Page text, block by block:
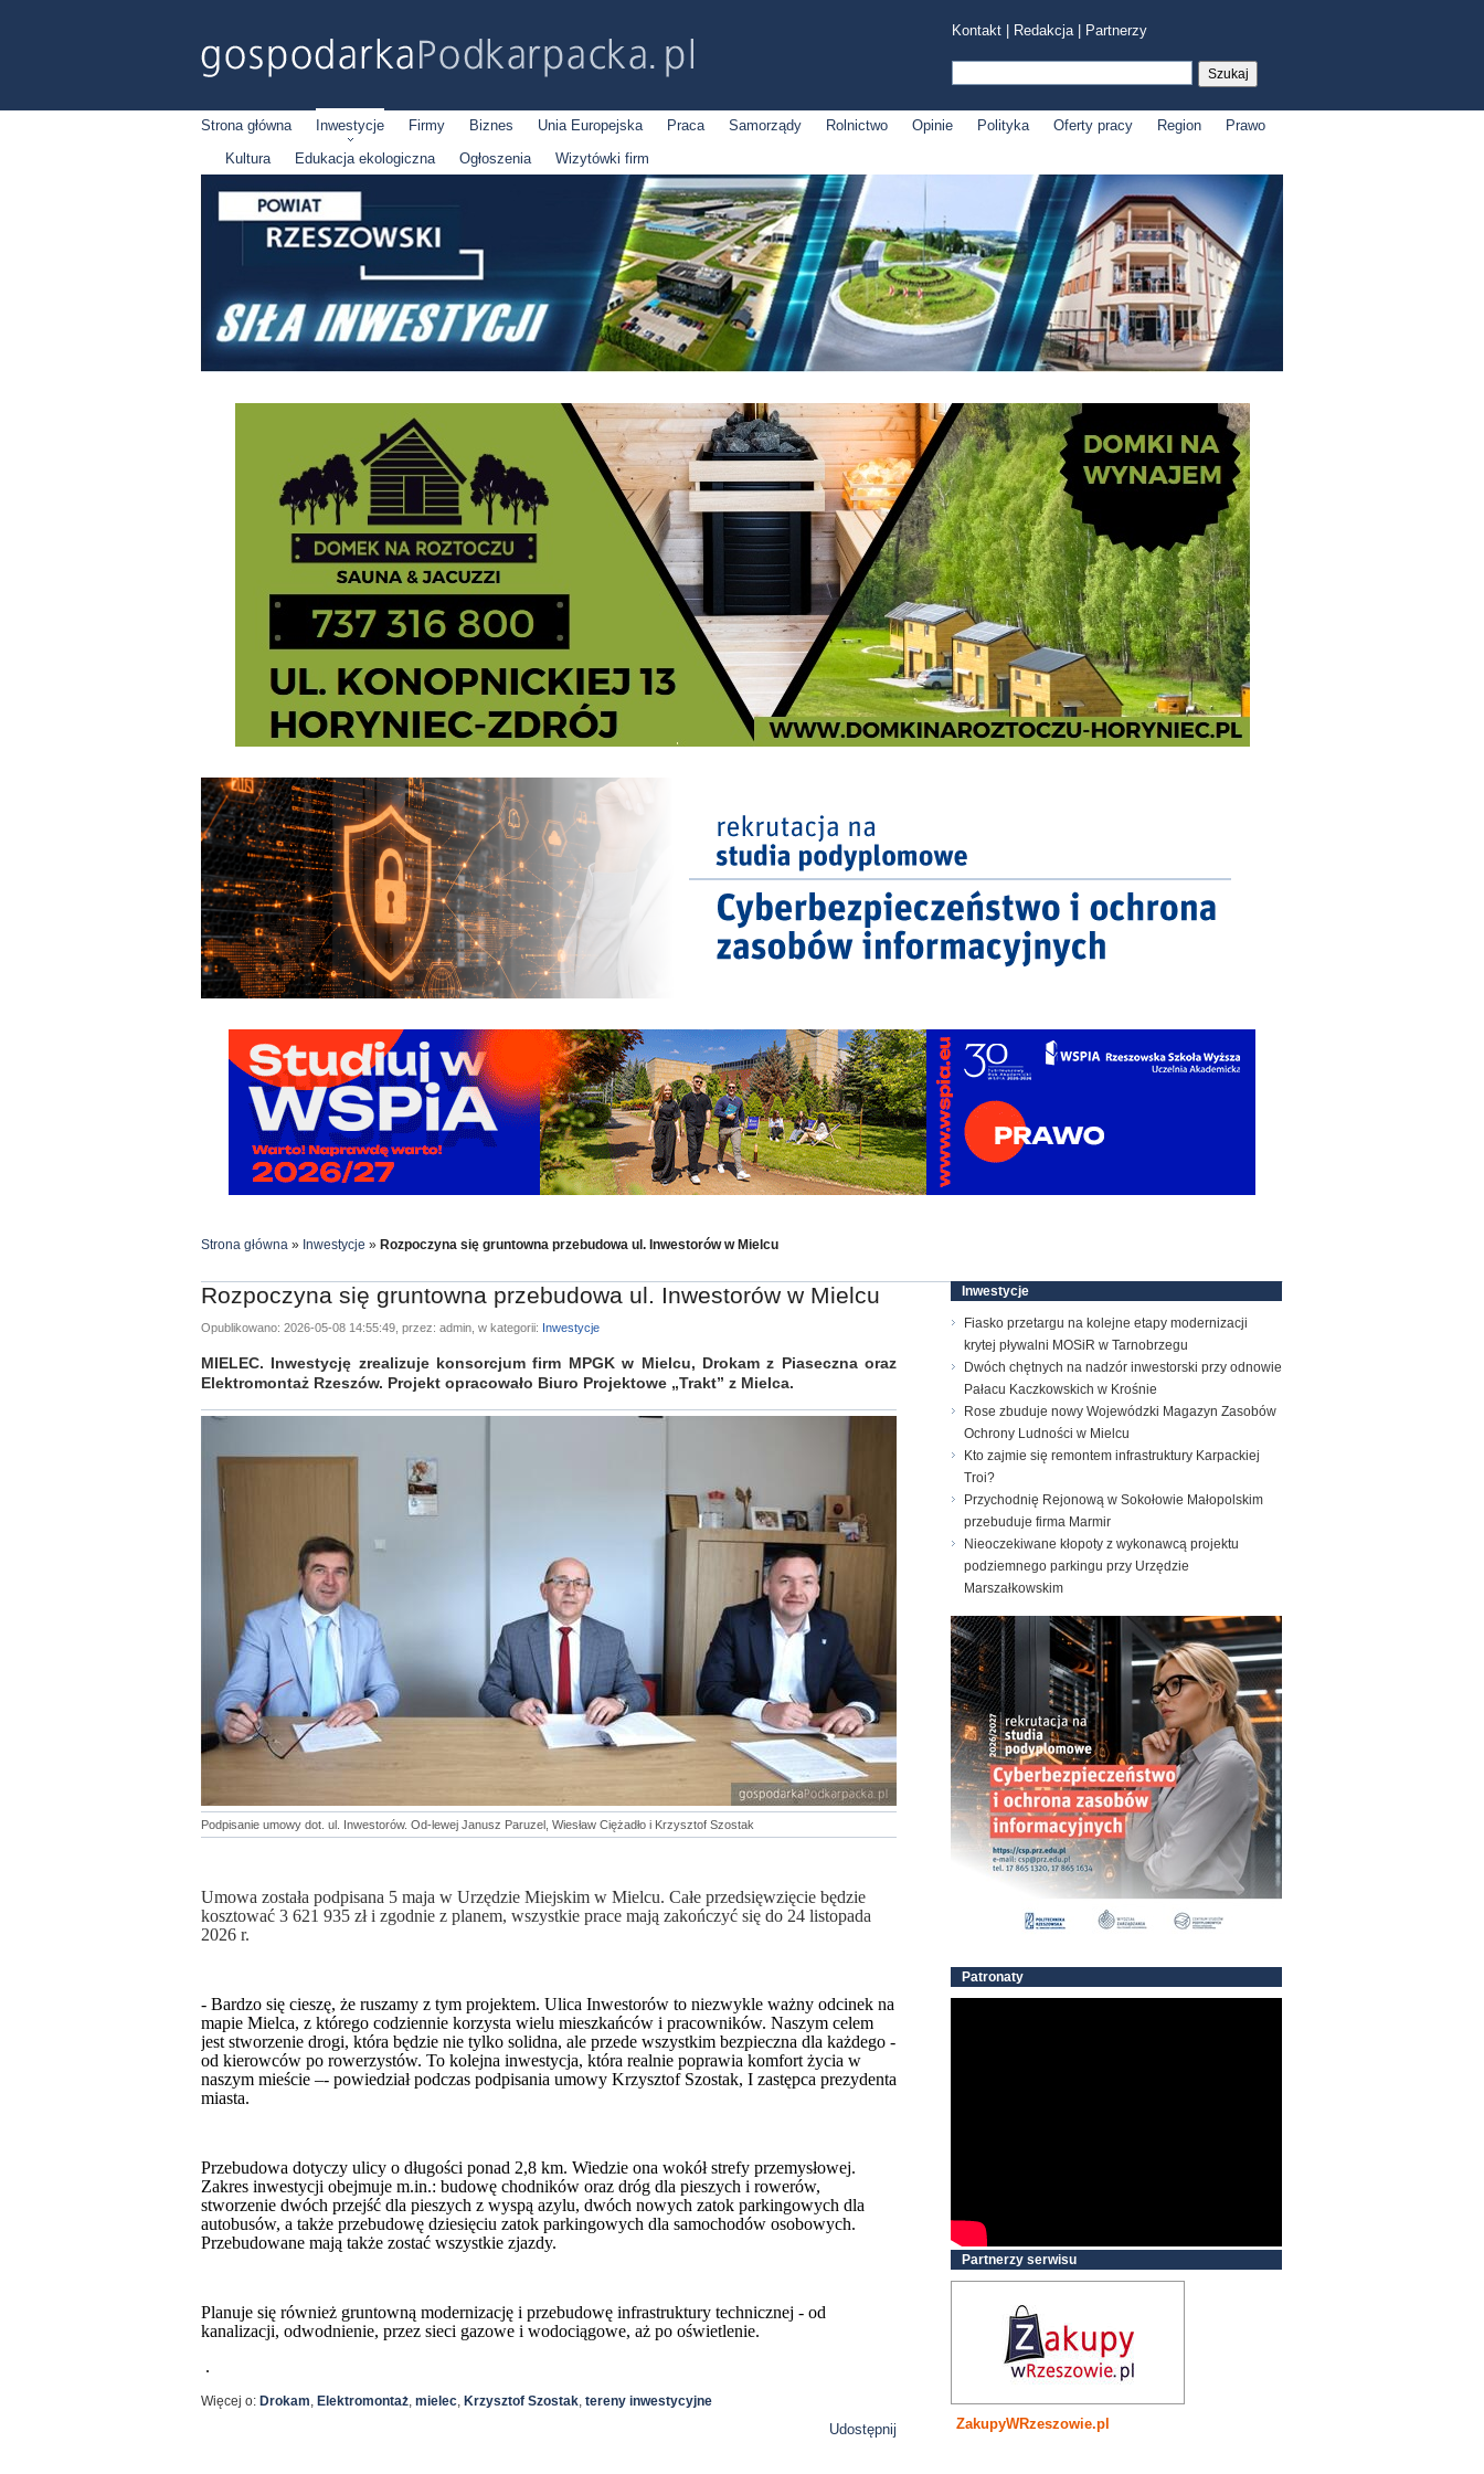
Kontakt Redakcja| Partnerzy
Strona główna Inwestycje Firmy Biznes Unia Europejska Praca Samorządy Rolnictwo Opinie Polityka Oferty pracy Region
Prawo
Kultura
Edukacja ekologiczna Ogłoszenia Wizytówki firm
Strona główna » Inwestycje » Rozpoczyna się gruntowna przebudowa ul. Inwestorów w Mielcu
Rozpoczyna się gruntowna przebudowa ul. Inwestorów w Mielcu
Opublikowano: 2026-05-08 14:55:49, przez: admin, w kategorii: Inwestycje
MIELEC. Inwestycję zrealizuje konsorcjum firm MPGK w Mielcu, Drokam z Piaseczna oraz
Elektromontaż Rzeszów. Projekt opracowało Biuro Projektowe „Trakt” z Mielca.
Podpisanie umowy dot. ul. Inwestorów. Od-lewej Janusz Paruzel, Wiesław Ciężadło i Krzysztof Szostak
Umowa została podpisana 5 maja w Urzędzie Miejskim w Mielcu. Całe przedsięwzięcie będzie
kosztować 3 621 935 zł i zgodnie z planem, wszystkie prace mają zakończyć się do 24 listopada
2026 r.
- Bardzo się cieszę, że ruszamy z tym projektem. Ulica Inwestorów to niezwykle ważny odcinek na
mapie Mielca, z którego codziennie korzysta wielu mieszkańców i pracowników. Naszym celem
jest stworzenie drogi, która będzie nie tylko solidna, ale przede wszystkim bezpieczna dla każdego -
od kierowców po rowerzystów. To kolejna inwestycja, która realnie poprawia komfort życia w
naszym mieście –- powiedział podczas podpisania umowy Krzysztof Szostak, I zastępca prezydenta
miasta.
Przebudowa dotyczy ulicy o długości ponad 2,8 km. Wiedzie ona wokół strefy przemysłowej.
Zakres inwestycji obejmuje m.in.: budowę chodników oraz dróg dla pieszych i rowerów,
stworzenie dwóch przejść dla pieszych z wyspą azylu, dwóch nowych zatok parkingowych dla
autobusów, a także przebudowę dziesięciu zatok parkingowych dla samochodów osobowych.
Przebudowane mają także zostać wszystkie zjazdy.
Planuje się również gruntowną modernizację i przebudowę infrastruktury technicznej - od
kanalizacji, odwodnienie, przez sieci gazowe i wodociągowe, aż po oświetlenie.
.
Więcej o: Drokam, Elektromontaż, mielec, Krzysztof Szostak, tereny inwestycyjne
Udostępnij
Inwestycje
Fiasko przetargu na kolejne etapy modernizacji
krytej pływalni MOSiR w Tarnobrzegu
Dwóch chętnych na nadzór inwestorski przy odnowie
Pałacu Kaczkowskich w Krośnie
Rose zbuduje nowy Wojewódzki Magazyn Zasobów
Ochrony Ludności w Mielcu
Kto zajmie się remontem infrastruktury Karpackiej
Troi?
Przychodnię Rejonową w Sokołowie Małopolskim
przebuduje firma Marmir
Nieoczekiwane kłopoty z wykonawcą projektu
podziemnego parkingu przy Urzędzie
Marszałkowskim
Patronaty
Partnerzy serwisu
ZakupyWRzeszowie.pl